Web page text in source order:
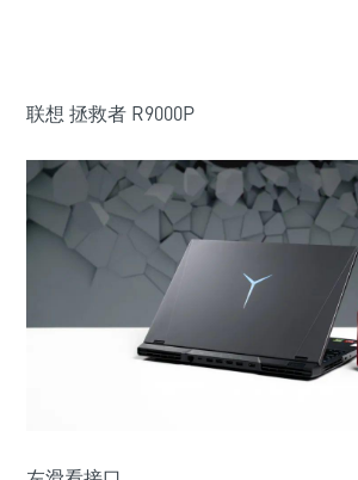
联想 拯救者 R9000P